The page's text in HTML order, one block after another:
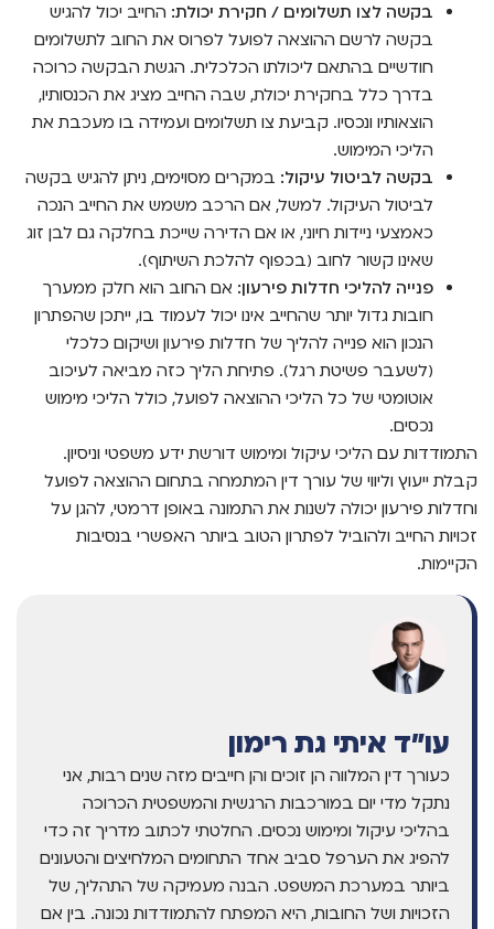
בקשה לצו תשלומים / חקירת יכולת: החייב יכול להגיש
בקשה לרשם ההוצאה לפועל לפרוס את החוב לתשלומים
חודשיים בהתאם ליכולתו הכלכלית. הגשת הבקשה כרוכה
בדרך כלל בחקירת יכולת, שבה החייב מציג את הכנסותיו,
הוצאותיו ונכסיו. קביעת צו תשלומים ועמידה בו מעכבת את
הליכי המימוש.
בקשה לביטול עיקול: במקרים מסוימים, ניתן להגיש בקשה
לביטול העיקול. למשל, אם הרכב משמש את החייב הנכה
כאמצעי ניידות חיוני, או אם הדירה שייכת בחלקה גם לבן זוג
שאינו קשור לחוב (בכפוף להלכת השיתוף).
פנייה להליכי חדלות פירעון: אם החוב הוא חלק ממערך
חובות גדול יותר שהחייב אינו יכול לעמוד בו, ייתכן שהפתרון
הנכון הוא פנייה להליך של חדלות פירעון ושיקום כלכלי
(לשעבר פשיטת רגל). פתיחת הליך כזה מביאה לעיכוב
אוטומטי של כל הליכי ההוצאה לפועל, כולל הליכי מימוש
נכסים.
התמודדות עם הליכי עיקול ומימוש דורשת ידע משפטי וניסיון.
קבלת ייעוץ וליווי של עורך דין המתמחה בתחום ההוצאה לפועל
וחדלות פירעון יכולה לשנות את התמונה באופן דרמטי, להגן על
זכויות החייב ולהוביל לפתרון הטוב ביותר האפשרי בנסיבות
הקיימות.
עו"ד איתי גת רימון
כעורך דין המלווה הן זוכים והן חייבים מזה שנים רבות, אני
נתקל מדי יום במורכבות הרגשית והמשפטית הכרוכה
בהליכי עיקול ומימוש נכסים. החלטתי לכתוב מדריך זה כדי
להפיג את הערפל סביב אחד התחומים המלחיצים והטעונים
ביותר במערכת המשפט. הבנה מעמיקה של התהליך, של
הזכויות ושל החובות, היא המפתח להתמודדות נכונה. בין אם